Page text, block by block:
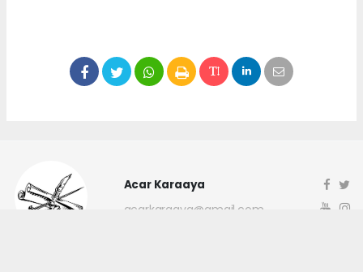
Acar Karaaya
acarkaraaya@gmail.com